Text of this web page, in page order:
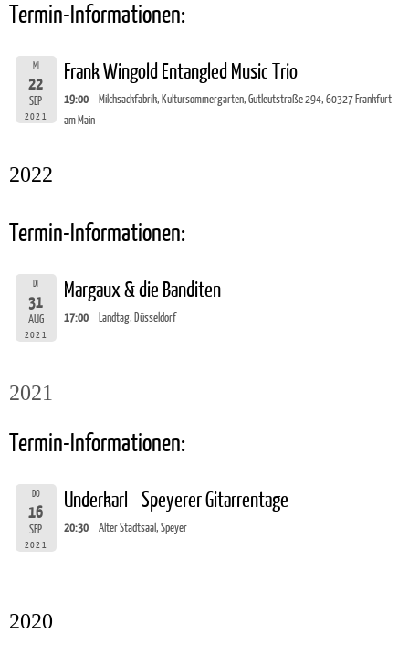
Termin-Informationen:
MI
22
SEP
2021
Frank Wingold Entangled Music Trio
19:00
Milchsackfabrik, Kultursommergarten, Gutleutstraße 294, 60327 Frankfurt
am Main
2022
Termin-Informationen:
DI
31
AUG
2021
Margaux & die Banditen
17:00 Landtag, Düsseldorf
2021
Termin-Informationen:
DO
16
SEP
2021
Underkarl - Speyerer Gitarrentage
20:30 Alter Stadtsaal, Speyer
2020